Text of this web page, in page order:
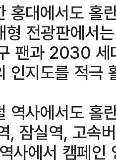
홍대에서도 홀
전광판에서
팬과 2030 세
인지도를 적극
역사에서도 홀
, 잠실역, 고속
사에서 캠페인